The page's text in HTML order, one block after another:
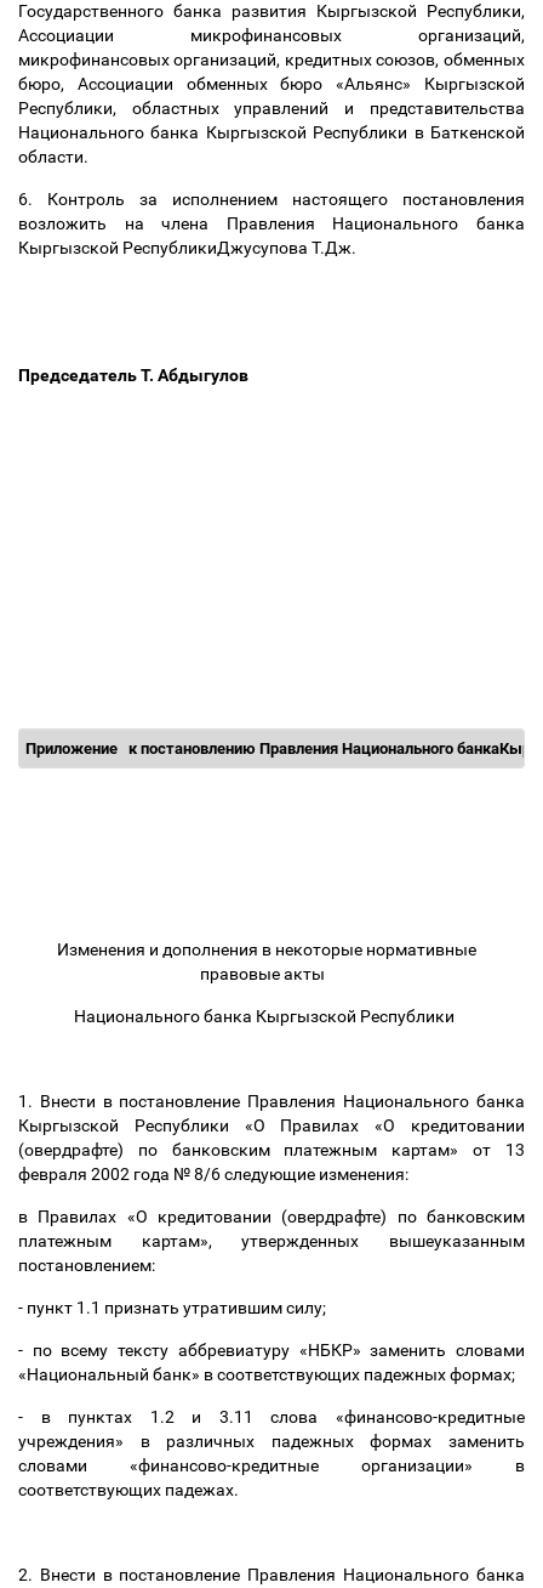
Государственного банка развития Кыргызской Республики,
Ассоциации микрофинансовых организаций,
микрофинансовых организаций, кредитных союзов, обменных
бюро, Ассоциации обменных бюро «Альянс» Кыргызской
Республики, областных управлений и представительства
Национального банка Кыргызской Республики в Баткенской
области.
6. Контроль за исполнением настоящего постановления
возложить на члена Правления Национального банка
Кыргызской РеспубликиДжусупова Т.Дж.
Председатель Т. Абдыгулов
Приложение к постановлению Правления Национального
Изменения и дополнения в некоторые нормативные
правовые акты
Национального банка Кыргызской Республики
1. Внести в постановление Правления Национального банка
Кыргызской Республики «О Правилах «О кредитовании
(овердрафте) по банковским платежным картам» от 13
февраля 2002 года № 8/6 следующие изменения:
в Правилах «О кредитовании (овердрафте) по банковским
платежным картам», утвержденных вышеуказанным
постановлением:
- пункт 1.1 признать утратившим силу;
- по всему тексту аббревиатуру «НБКР» заменить словами
«Национальный банк» в соответствующих падежных формах;
- в пунктах 1.2 и 3.11 слова «финансово-кредитные
учреждения» в различных падежных формах заменить
словами «финансово-кредитные организации» в
соответствующих падежах.
2. Внести в постановление Правления Национального банка